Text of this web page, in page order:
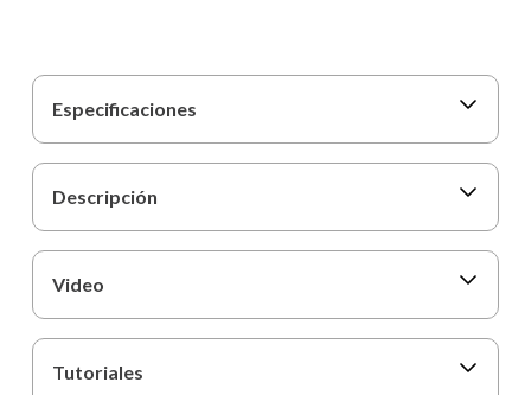
Especificaciones
Descripción
Video
Tutoriales